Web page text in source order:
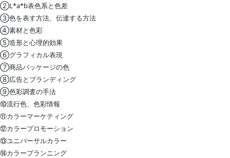
②L*a*b表色系と色差
③色を表す方法、伝達する方法
④素材と色彩
⑤造形と心理的効果
⑥グラフィカル表現
⑦商品パッケージの色
⑧広告とブランディング
⑨色彩調査の手法
⑩流行色、色彩情報
⑪カラーマーケティング
⑫カラープロモーション
⑬ユニバーサルカラー
⑭カラープランニング